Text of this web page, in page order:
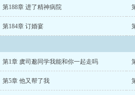
第188章 进了精神病院
第184章 订婚宴
第1章 虞司邈同学我能和你一起走吗
第5章 他又帮了我